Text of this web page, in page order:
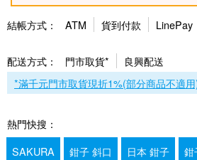
結帳方式： ATM 貨到付款 LinePay
配送方式： 門市取貨*
良興配送
*滿千元門市取貨現折1%(部分商品不適
熱門快搜：
SAKURA
鉗子 斜口 日本 鉗子 鉗